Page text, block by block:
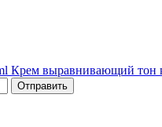
Крем выравнивающий тон
Отправить